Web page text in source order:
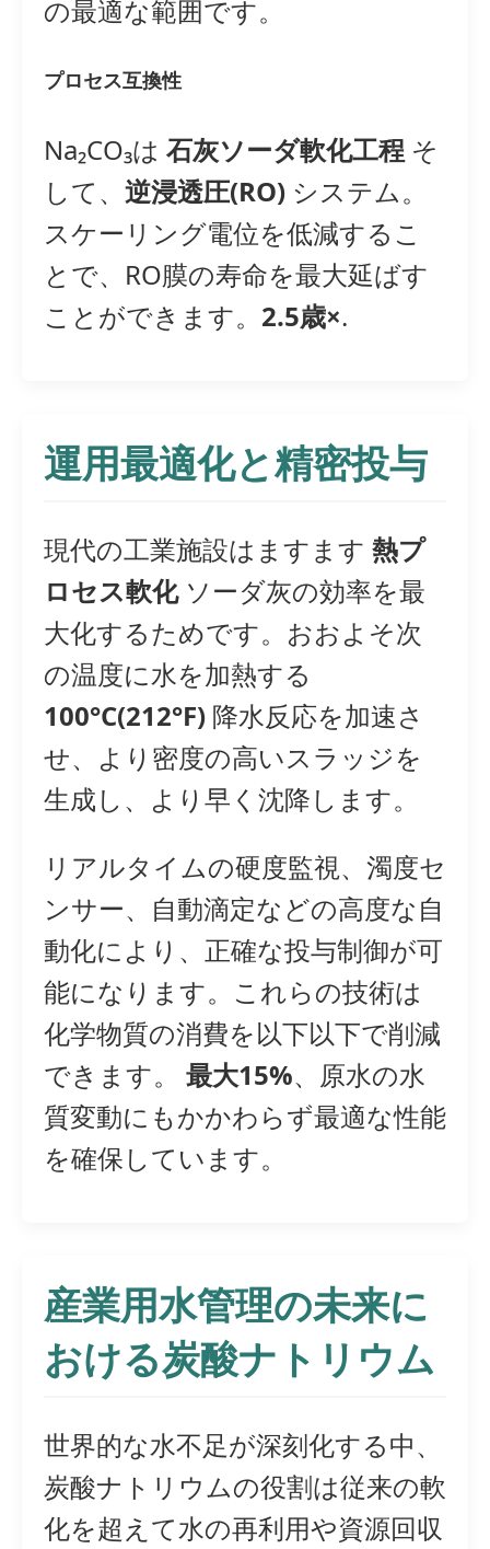
の最適な範囲です。
プロセス互換性
Na₂CO₃は 石灰ソーダ軟化工程 そ
して、 逆浸透圧(RO) システム。
スケーリング電位を低減するこ
とで、RO膜の寿命を最大延ばす
ことができます。 2.5歳×.
運用最適化と精密投与
現代の工業施設はますます 熱プ
ロセス軟化ソーダ灰の効率を最
大化するためです。おおよそ次
の温度に水を加熱する
100°C(212°F) 降水反応を加速さ
せ、より密度の高いスラッジを
生成し、より早く沈降します。
リアルタイムの硬度監視、濁度セ
ンサー、自動滴定などの高度な自
動化により、正確な投与制御が可
能になります。これらの技術は
化学物質の消費を以下以下で削減
できます。 最大15%、原水の水
質変動にもかかわらず最適な性能
を確保しています。
産業用水管理の未来に
おける炭酸ナトリウム
世界的な水不足が深刻化する中、
炭酸ナトリウムの役割は従来の軟
化を超えて水の再利用や資源回収